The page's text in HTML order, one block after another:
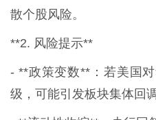
散个股风险。
**2. 风险提示**
- **政策变数**：若美国
级，可能引发板块集体回